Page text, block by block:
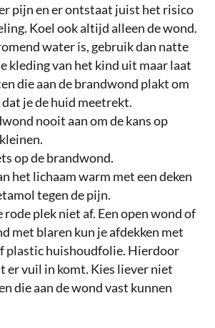
pijn en er ontstaat juist het risico
Koel ook altijd alleen de wond.
water is, gebruik dan natte
kleding van het kind uit maar laat
die aan de brandwond plakt om
je de huid meetrekt.
nooit aan om de kans op
op de brandwond.
het lichaam warm met een deken
tegen de pijn.
rode plek niet af. Een open wond of
met blaren kun je afdekken met
plastic huishoudfolie. Hierdoor
er vuil in komt. Kies liever niet
die aan de wond vast kunnen